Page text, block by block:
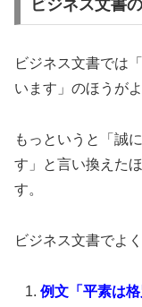
ビジネス文書
ビジネス文書では
います」のほうが
もっというと「誠
す」と言い換えた
す。
ビジネス文書でよ
例文「平素は